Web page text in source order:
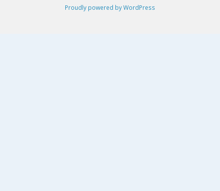
Proudly powered by WordPress